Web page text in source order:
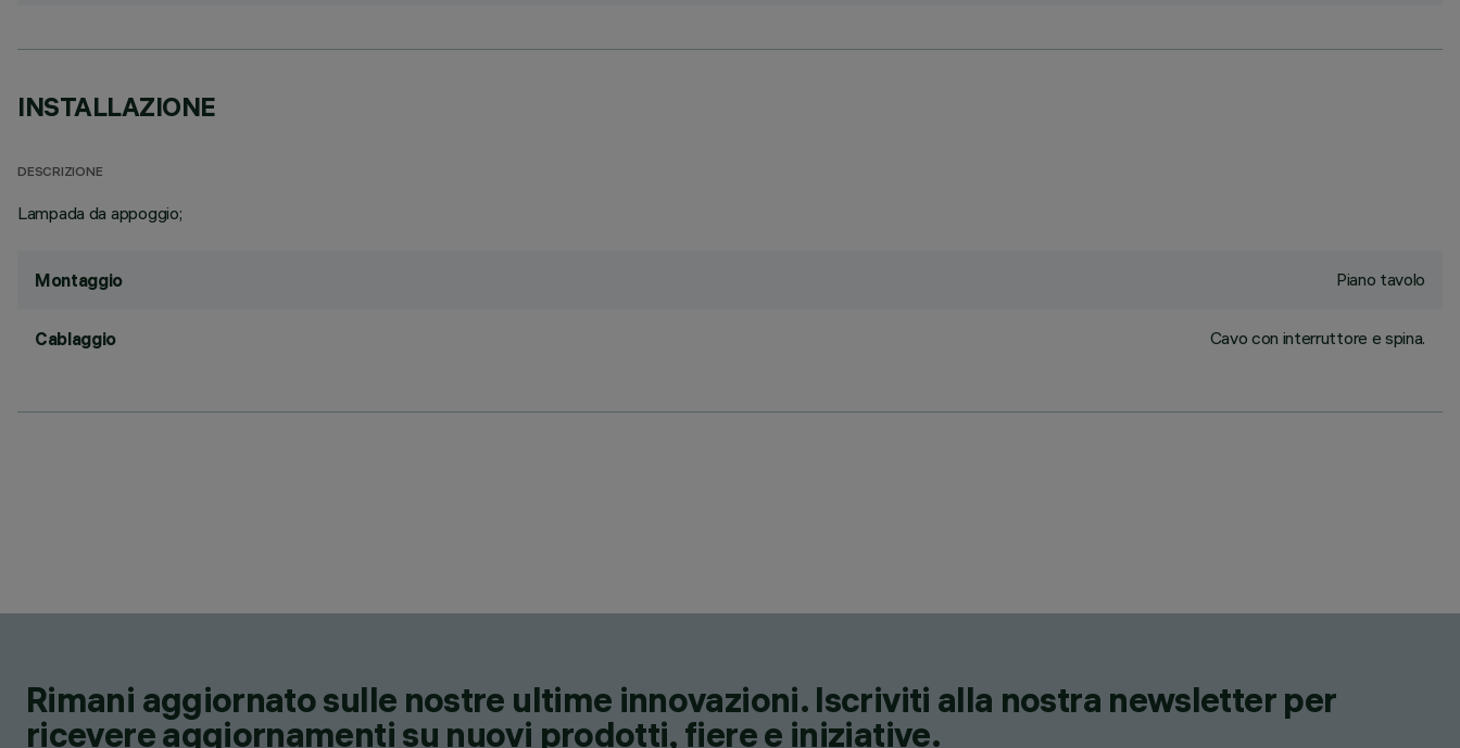
INSTALLAZIONE
DESCRIZIONE
Lampada da appoggio;
Montaggio Piano tavolo
Cablaggio Cavo con interruttore e spina.
Rimani aggiornato sulle nostre ultime innovazioni. Iscriviti alla nostra newsletter per
ricevere aggiornamenti su nuovi prodotti, fiere e iniziative.